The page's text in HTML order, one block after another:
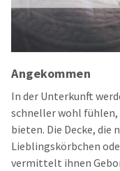
Angekommen
In der Unterkunft
schneller wohl
bieten. Die Decke, die
Lieblingskörbchen
vermittelt ihnen